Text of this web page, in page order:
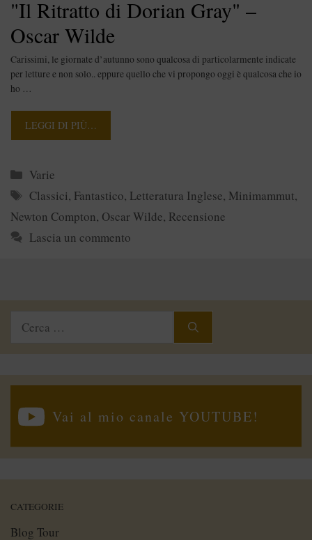
"Il Ritratto di Dorian Gray" –
Oscar Wilde
Carissimi, le giornate d’autunno sono qualcosa di particolarmente indicate
per letture e non solo.. eppure quello che vi propongo oggi è qualcosa che io
ho …
LEGGI DI PIÙ…
Categorie
Varie
Tag
Classici, Fantastico, Letteratura Inglese, Minimammut,
Newton Compton, Oscar Wilde, Recensione
Lascia un commento
Ricerca
Vai al mio canale YOUTUBE!
CATEGORIE
Blog Tour